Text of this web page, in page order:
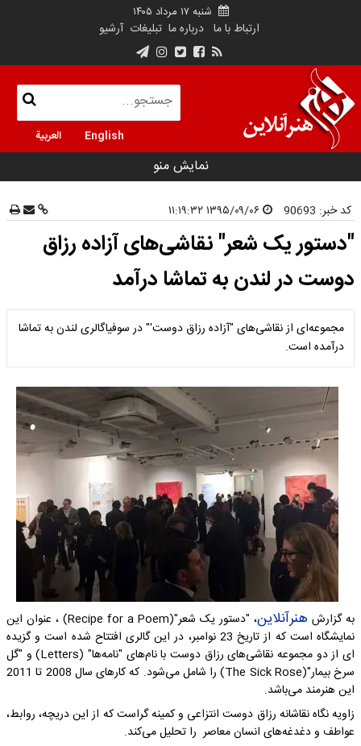
شنبه ۱۷ مرداد ۱۴۰۵
ارتباط با ما درباره ما تبلیغات آرشیو
English العربية
نمایش منو
کد خبر: 90693
"دستور یک شعر" نقاشی‌های آزاده رزاق
دوست در لندن به تماشا درآمد
مجموعه‌ای از نقاشی‌های "آزاده رزاق دوست'" در سوفیاگالری لندن به تماشا
درآمده است.
به گزارش هنرآنلاین
، "دستور یک شعر"(Recipe for a Poem) ، عنوان این
نمایشگاه است که از تاریخ 23 نوامبر، در این گالری افتتاح شده است و گزیده
ای از دو مجموعه نقاشی‌های رزاق دوست با نام‌های "نامه‌ها" (Letters) و "گل
سرخ بیمار"(The Sick Rose) را شامل می‌شود. که کارهای سال 2008 تا 2011
این هنرمند می‌باشد.
زاویه نگاه نقاشانه رزاق دوست انتزاعی و کمینه گراست که از این دریچه، روابط،
عواطف و دغدغه‌های انسان معاصر را تحلیل می‌کند.